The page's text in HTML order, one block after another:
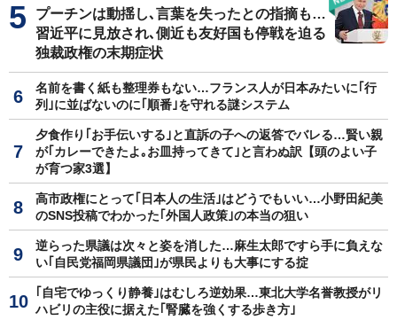
プーチンは動揺し､言葉を失ったとの指摘も…
習近平に見放され､側近も友好国も停戦を迫る
独裁政権の末期症状
名前を書く紙も整理券もない…フランス人が日本みたいに｢行
列｣に並ばないのに｢順番｣を守れる謎システム
夕食作り｢お手伝いする｣と直訴の子への返答でバレる…賢い親
が｢カレーできたよ｡お皿持ってきて｣と言わぬ訳【頭のよい子
が育つ家3選】
高市政権にとって｢日本人の生活｣はどうでもいい…小野田紀美
のSNS投稿でわかった｢外国人政策｣の本当の狙い
逆らった県議は次々と姿を消した…麻生太郎ですら手に負えな
い｢自民党福岡県議団｣が県民よりも大事にする掟
｢自宅でゆっくり静養｣はむしろ逆効果…東北大学名誉教授がリ
ハビリの主役に据えた｢腎臓を強くする歩き方｣